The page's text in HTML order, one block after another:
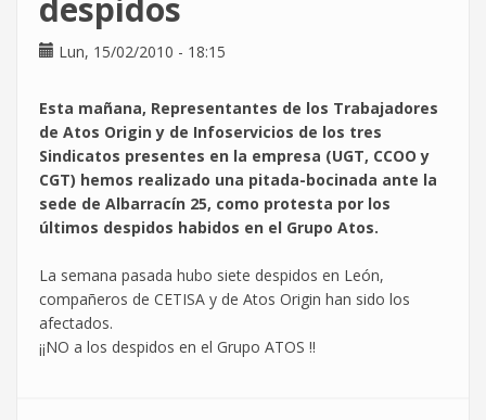
despidos
Lun, 15/02/2010 - 18:15
Esta mañana, Representantes de los Trabajadores
de Atos Origin y de Infoservicios de los tres
Sindicatos presentes en la empresa (UGT, CCOO y
CGT) hemos realizado una pitada-bocinada ante la
sede de Albarracín 25, como protesta por los
últimos despidos habidos en el Grupo Atos.
La semana pasada hubo siete despidos en León,
compañeros de CETISA y de Atos Origin han sido los
afectados.
¡¡NO a los despidos en el Grupo ATOS !!